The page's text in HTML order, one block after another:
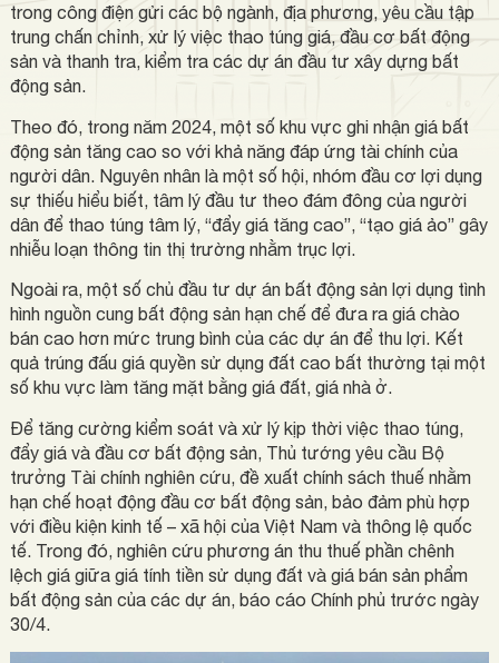
trong công điện gửi các bộ ngành, địa phương, yêu cầu tập
trung chấn chỉnh, xử lý việc thao túng giá, đầu cơ bất động
sản và thanh tra, kiểm tra các dự án đầu tư xây dựng bất
động sản.
Theo đó, trong năm 2024, một số khu vực ghi nhận giá bất
động sản tăng cao so với khả năng đáp ứng tài chính của
người dân. Nguyên nhân là một số hội, nhóm đầu cơ lợi dụng
sự thiếu hiểu biết, tâm lý đầu tư theo đám đông của người
dân để thao túng tâm lý, “đẩy giá tăng cao”, “tạo giá ảo” gây
nhiễu loạn thông tin thị trường nhằm trục lợi.
Ngoài ra, một số chủ đầu tư dự án bất động sản lợi dụng tình
hình nguồn cung bất động sản hạn chế để đưa ra giá chào
bán cao hơn mức trung bình của các dự án để thu lợi. Kết
quả trúng đấu giá quyền sử dụng đất cao bất thường tại một
số khu vực làm tăng mặt bằng giá đất, giá nhà ở.
Để tăng cường kiểm soát và xử lý kịp thời việc thao túng,
đẩy giá và đầu cơ bất động sản, Thủ tướng yêu cầu Bộ
trưởng Tài chính nghiên cứu, đề xuất chính sách thuế nhằm
hạn chế hoạt động đầu cơ bất động sản, bảo đảm phù hợp
với điều kiện kinh tế – xã hội của Việt Nam và thông lệ quốc
tế. Trong đó, nghiên cứu phương án thu thuế phần chênh
lệch giá giữa giá tính tiền sử dụng đất và giá bán sản phẩm
bất động sản của các dự án, báo cáo Chính phủ trước ngày
30/4.